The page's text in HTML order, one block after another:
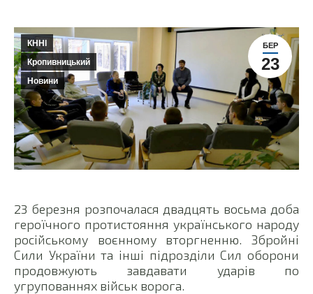
БЕР
23
КННІ
Кропивницький
Новини
23 березня розпочалася двадцять восьма доба
героїчного протистояння українського народу
російському воєнному вторгненню. Збройні
Сили України та інші підрозділи Сил оборони
продовжують завдавати ударів по
угрупованнях військ ворога.